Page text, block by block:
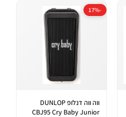
-17%
ווה ווה דנלופ DUNLOP
CBJ95 Cry Baby Junior